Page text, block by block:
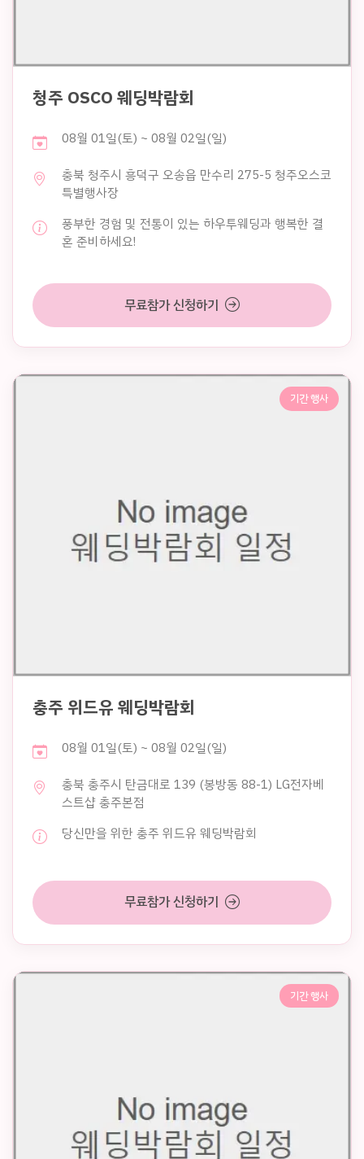
청주 OSCO 웨딩박람회
08월 01일(토) ~ 08월 02일(일)
충북 청주시 흥덕구 오송읍 만수리 275-5 청주오스코
특별행사장
풍부한 경험 및 전통이 있는 하우투웨딩과 행복한 결
혼 준비하세요!
무료참가 신청하기
기간 행사
충주 위드유 웨딩박람회
08월 01일(토) ~ 08월 02일(일)
충북 충주시 탄금대로 139 (봉방동 88-1) LG전자베
스트샵 충주본점
당신만을 위한 충주 위드유 웨딩박람회
무료참가 신청하기
기간 행사